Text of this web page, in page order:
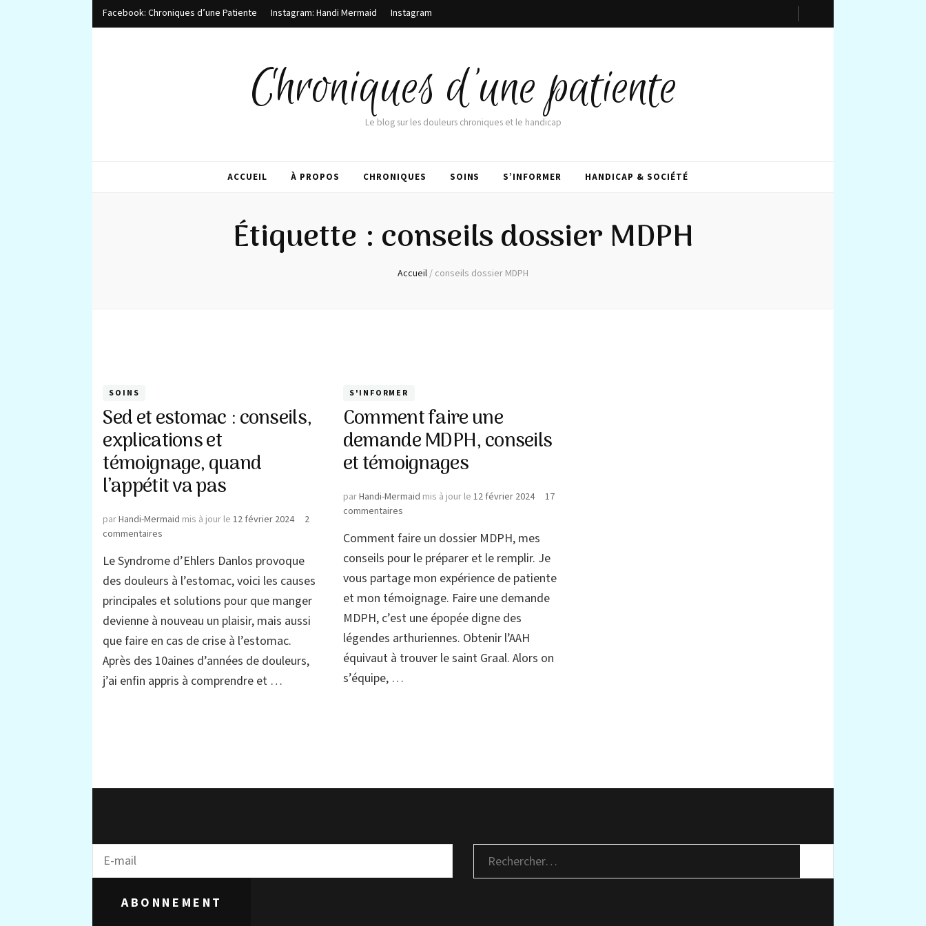
Facebook: Chroniques d’une Patiente Instagram: Handi Mermaid Instagram
Chroniques d'une patiente
Le blog sur les douleurs chroniques et le handicap
ACCUEIL À PROPOS CHRONIQUES SOINS S’INFORMER HANDICAP & SOCIÉTÉ
Étiquette : conseils dossier MDPH
Accueil/ conseils dossier MDPH
SOINS
Sed et estomac : conseils,
explications et
témoignage, quand
l’appétit va pas
parHandi-Mermaid mis à jour le12 février 2024
2
commentaires
et
estomac :
explications
et
témoignage,
quand
l’appétit
va
Le Syndrome d’Ehlers Danlos provoque
des douleurs à l’estomac, voici les causes
principales et solutions pour que manger
devienne à nouveau un plaisir, mais aussi
que faire en cas de crise à l’estomac.
Après des 10aines d’années de douleurs,
j’ai enfin appris à comprendre et …
S'INFORMER
Comment faire une
demande MDPH, conseils
et témoignages
parHandi-Mermaid mis à jour le 12 février 2024
17
commentairessur
faire
une
demande
MDPH,
conseils
et
témoignages
Comment faire un dossier MDPH, mes
conseils pour le préparer et le remplir. Je
vous partage mon expérience de patiente
et mon témoignage. Faire une demande
MDPH, c’est une épopée digne des
légendes arthuriennes. Obtenir l’AAH
équivaut à trouver le saint Graal. Alors on
s’équipe, …
ABONNEMENT
Rechercher :